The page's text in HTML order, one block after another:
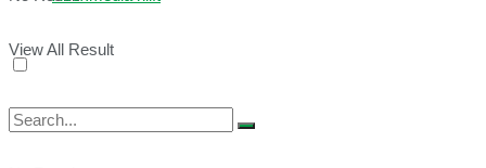
View All Result